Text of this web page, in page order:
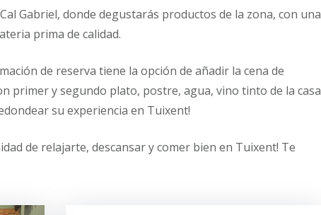
Gabriel, donde degustarás productos de la zona, con una
prima de calidad.
de reserva tiene la opción de añadir la cena de
primer y segundo plato, postre, agua, vino tinto de la casa
su experiencia en Tuixent!
de relajarte, descansar y comer bien en Tuixent! Te